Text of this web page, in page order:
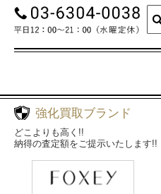
強化買取ブランド
どこよりも高く!!
納得の査定額をご提示いたします!!